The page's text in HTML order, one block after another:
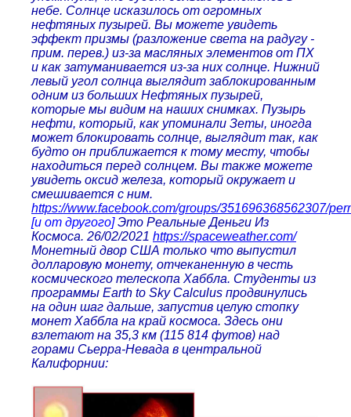
небе. Солнце исказилось от огромных
нефтяных пузырей. Вы можете увидеть
эффект призмы (разложение света на радугу -
прим. перев.) из-за масляных элементов от ПХ
и как затуманивается из-за них солнце. Нижний
левый угол солнца выглядит заблокированным
одним из больших Нефтяных пузырей,
которые мы видим на наших снимках. Пузырь
нефти, который, как упоминали Зеты, иногда
может блокировать солнце, выглядит так, как
будто он приближается к тому месту, чтобы
находиться перед солнцем. Вы также можете
увидеть оксид железа, который окружает и
смешивается с ним.
https://www.facebook.com/groups/351696368562307/
[и от другого] Это Реальные Деньги Из
Космоса. 26/02/2021 https://spaceweather.com/
Монетный двор США только что выпустил
долларовую монету, отчеканенную в честь
космического телескопа Хаббла. Студенты из
программы Earth to Sky Calculus продвинулись
на один шаг дальше, запустив целую стопку
монет Хаббла на край космоса. Здесь они
взлетают на 35,3 км (115 814 футов) над
горами Сьерра-Невада в центральной
Калифорнии: